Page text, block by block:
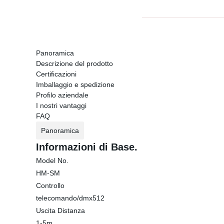
Panoramica
Descrizione del prodotto
Certificazioni
Imballaggio e spedizione
Profilo aziendale
I nostri vantaggi
FAQ
Panoramica
Informazioni di Base.
Model No.
HM-SM
Controllo
telecomando/dmx512
Uscita Distanza